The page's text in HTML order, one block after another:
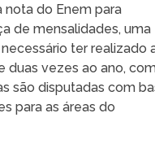
nota do Enem para
de mensalidades, uma
ter realizado
duas vezes ao ano,
são disputadas com
para as áreas do